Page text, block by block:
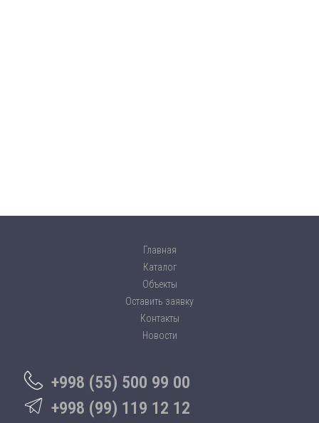
Главная
Каталог
Объекты
Оставить заявку
Контакты
Новости
+998 (55) 500 99 00
+998 (99) 119 12 12